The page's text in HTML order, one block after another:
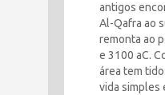
antigos
Al-Qafra ao
remonta ao
e 3100 aC.
área tem
vida simples